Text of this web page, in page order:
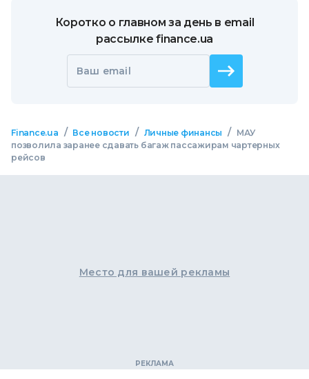
Коротко о главном за день в email
рассылке finance.ua
Ваш email
Finance.ua / Все новости / Личные финансы /
МАУ
позволила заранее сдавать багаж пассажирам чартерных
рейсов
Место для вашей рекламы